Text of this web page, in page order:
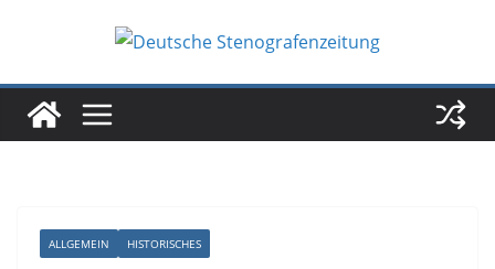
ALLGEMEIN HISTORISCHES